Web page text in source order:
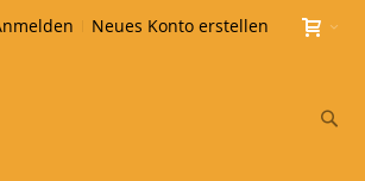
Neues Konto erstellen